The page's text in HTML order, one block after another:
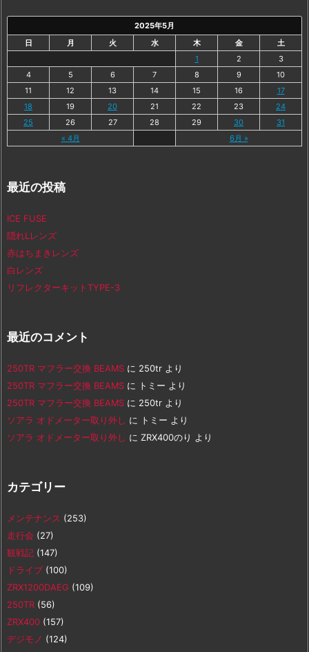
2025年5月
日
月 火 水 木 金 土
« 4月 6月 »
1 2
3
4
5 6 7 8 9
10
11
12 13 14 15 16
17
18
19 20 21 22 23
24
25
26 27 28 29 30 31
最近の投稿
ICE FUSE
隠れLレンズ
赤はちまきレンズ
白レンズ
リフレクターキットTYPE-3
最近のコメント
250TR マフラー交換 BEAMS に 250tr より
250TR マフラー交換 BEAMS に トミー より
250TR マフラー交換 BEAMS に 250tr より
ソアラ オドメーター取り外し に トミー より
ソアラ オドメーター取り外し に ZRX400のり より
カテゴリー
メンテナンス (253)
走行会 (27)
観戦記 (147)
ドライブ (100)
ZRX1200DAEG (109)
250TR (56)
ZRX400 (157)
デジモノ (124)